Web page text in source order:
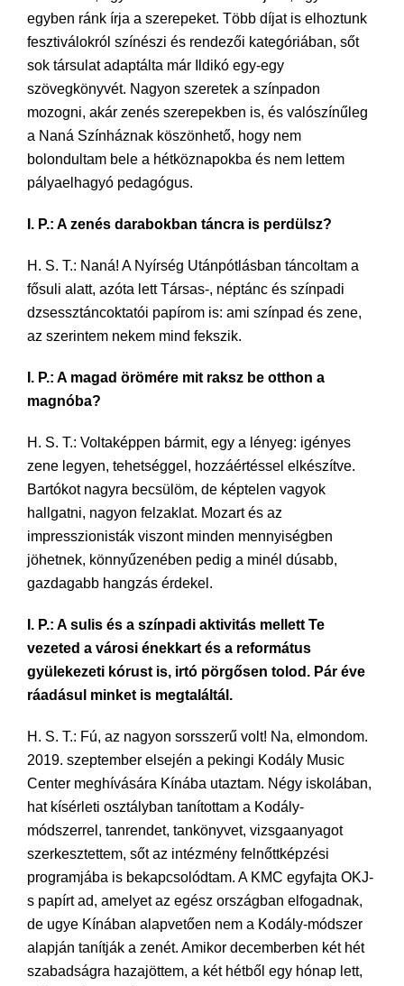
egyben ránk írja a szerepeket. Több díjat is elhoztunk
fesztiválokról színészi és rendezői kategóriában, sőt
sok társulat adaptálta már Ildikó egy-egy
szövegkönyvét. Nagyon szeretek a színpadon
mozogni, akár zenés szerepekben is, és valószínűleg
a Naná Színháznak köszönhető, hogy nem
bolondultam bele a hétköznapokba és nem lettem
pályaelhagyó pedagógus.
I. P.: A zenés darabokban táncra is perdülsz?
H. S. T.: Naná! A Nyírség Utánpótlásban táncoltam a
fősuli alatt, azóta lett Társas-, néptánc és színpadi
dzsessztáncoktatói papírom is: ami színpad és zene,
az szerintem nekem mind fekszik.
I. P.: A magad örömére mit raksz be otthon a
magnóba?
H. S. T.: Voltaképpen bármit, egy a lényeg: igényes
zene legyen, tehetséggel, hozzáértéssel elkészítve.
Bartókot nagyra becsülöm, de képtelen vagyok
hallgatni, nagyon felzaklat. Mozart és az
impresszionisták viszont minden mennyiségben
jöhetnek, könnyűzenében pedig a minél dúsabb,
gazdagabb hangzás érdekel.
I. P.: A sulis és a színpadi aktivitás mellett Te
vezeted a városi énekkart és a református
gyülekezeti kórust is, irtó pörgősen tolod. Pár éve
ráadásul minket is megtaláltál.
H. S. T.: Fú, az nagyon sorsszerű volt! Na, elmondom.
2019. szeptember elsején a pekingi Kodály Music
Center meghívására Kínába utaztam. Négy iskolában,
hat kísérleti osztályban tanítottam a Kodály-
módszerrel, tanrendet, tankönyvet, vizsgaanyagot
szerkesztettem, sőt az intézmény felnőttképzési
programjába is bekapcsolódtam. A KMC egyfajta OKJ-
s papírt ad, amelyet az egész országban elfogadnak,
de ugye Kínában alapvetően nem a Kodály-módszer
alapján tanítják a zenét. Amikor decemberben két hét
szabadságra hazajöttem, a két hétből egy hónap lett,